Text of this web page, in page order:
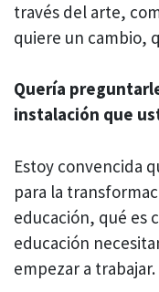
través del arte,
quiere un cambio,
Quería
instalación que
Estoy convencida
para la
educación, qué es
educación
empezar a trabajar.